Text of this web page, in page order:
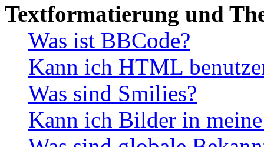
Textformatierung und
Was ist BBCode?
Kann ich HTML
Was sind Smilies?
Kann ich Bilder in